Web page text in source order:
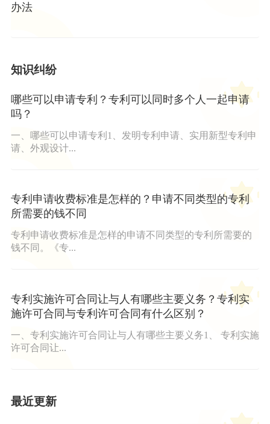
办法
知识纠纷
哪些可以申请专利？专利可以同时多个人一起申请
吗？
一、哪些可以申请专利1、发明专利申请、实用新型专利申
请、外观设计...
专利申请收费标准是怎样的？申请不同类型的专利
所需要的钱不同
专利申请收费标准是怎样的申请不同类型的专利所需要的
钱不同。《专...
专利实施许可合同让与人有哪些主要义务？专利实
施许可合同与专利许可合同有什么区别？
一、专利实施许可合同让与人有哪些主要义务1、 专利实施
许可合同让...
最近更新